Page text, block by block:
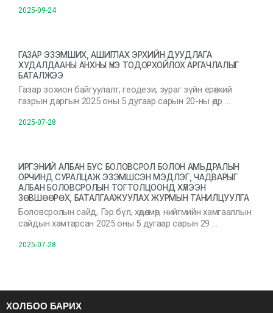
2025-09-24
ГАЗАР ЭЗЭМШИХ, АШИГЛАХ ЭРХИЙН ДУУДЛАГА
ХУДАЛДААНЫ АНХНЫ ҮНЭ ТОДОРХОЙЛОХ АРГАЧЛАЛЫГ
БАТАЛЖЭЭ
Газар зохион байгуулалт, геодези, зураг зүйн ерөнхий
газрын даргын 2025 оны 5 дугаар сарын 20-ны өдр …
2025-07-28
ИРГЭНИЙ АЛБАН БУС БОЛОВСРОЛ БОЛОН АМЬДРАЛЫН
ОРЧИНД СУРАЛЦАЖ ЭЗЭМШСЭН МЭДЛЭГ, ЧАДВАРЫГ
АЛБАН БОЛОВСРОЛЫН ТОГТОЛЦООНД ХҮЛЭЭН
ЗӨВШӨӨРӨХ, БАТАЛГААЖУУЛАХ ЖУРМЫН ТАНИЛЦУУЛГА
Боловсролын сайд, Гэр бүл, хөдөлмөр, нийгмийн хамгааллын
сайдын хамтарсан 2025 оны 5 дугаар сарын 29 …
2025-07-28
ХОЛБОО БАРИХ